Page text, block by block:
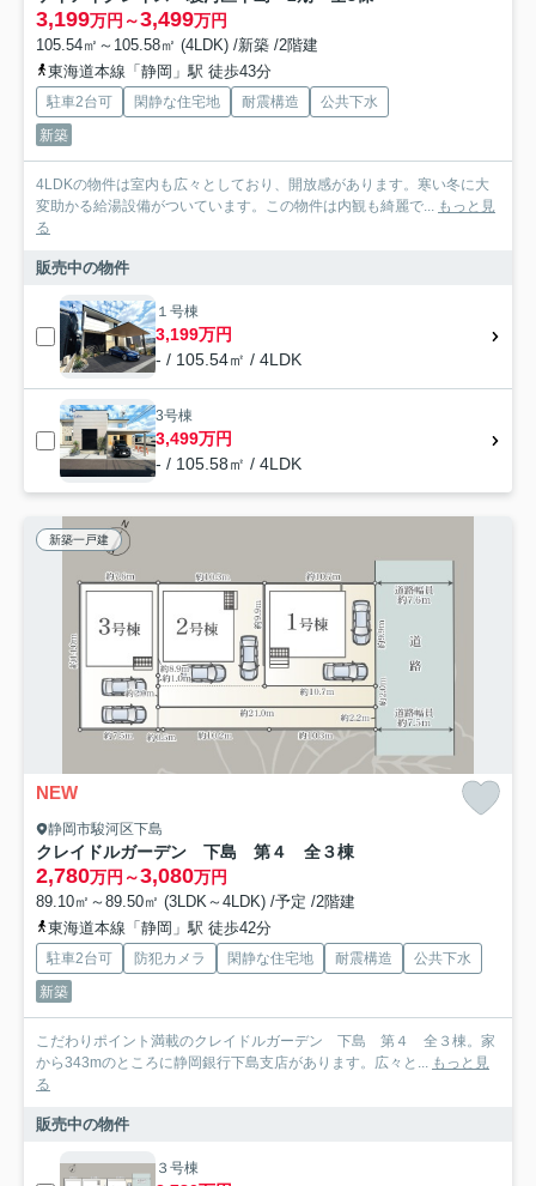
3,199万円～3,499万円
105.54㎡～105.58㎡ (4LDK) /新築 /2階建
東海道本線「静岡」駅 徒歩43分
駐車2台可 閑静な住宅地 耐震構造
公共下水
新築
4LDKの物件は室内も広々としており、開放感があります。寒い冬に大
変助かる給湯設備がついています。この物件は内観も綺麗で... もっと見
る
販売中の物件
１号棟
3,199万円
- / 105.54㎡ / 4LDK
3号棟
3,499万円
- / 105.58㎡ / 4LDK
新築一戸建
NEW
静岡市駿河区下島
クレイドルガーデン 下島 第４ 全３棟
2,780万円～3,080万円
89.10㎡～89.50㎡ (3LDK～4LDK) /予定 /2階建
東海道本線「静岡」駅 徒歩42分
駐車2台可 防犯カメラ 閑静な住宅地 耐震構造
公共下水
新築
こだわりポイント満載のクレイドルガーデン 下島 第４ 全３棟。家
から343mのところに静岡銀行下島支店があります。広々と... もっと見
る
販売中の物件
３号棟